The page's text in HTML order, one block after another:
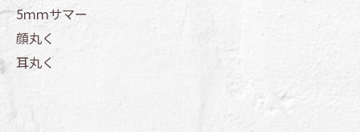
5ｍｍサマー
顔丸く
耳丸く